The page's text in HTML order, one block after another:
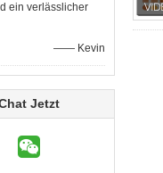
ein verlässlicher
—— Kevin
Jetzt